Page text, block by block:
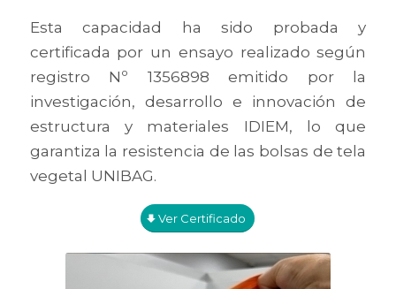
Esta capacidad ha sido probada y
certificada por un ensayo realizado según
registro Nº 1356898 emitido por la
investigación, desarrollo e innovación de
estructura y materiales IDIEM, lo que
garantiza la resistencia de las bolsas de tela
vegetal UNIBAG.
Ver Certificado